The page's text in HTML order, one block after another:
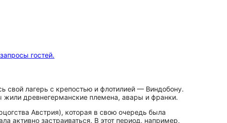
гостей.
свой лагерь с крепостью и флотилией — Виндобону.
жили древнегерманские племена, авары и франки.
Австрия), которая в свою очередь была
активно застраиваться. В этот период, например,